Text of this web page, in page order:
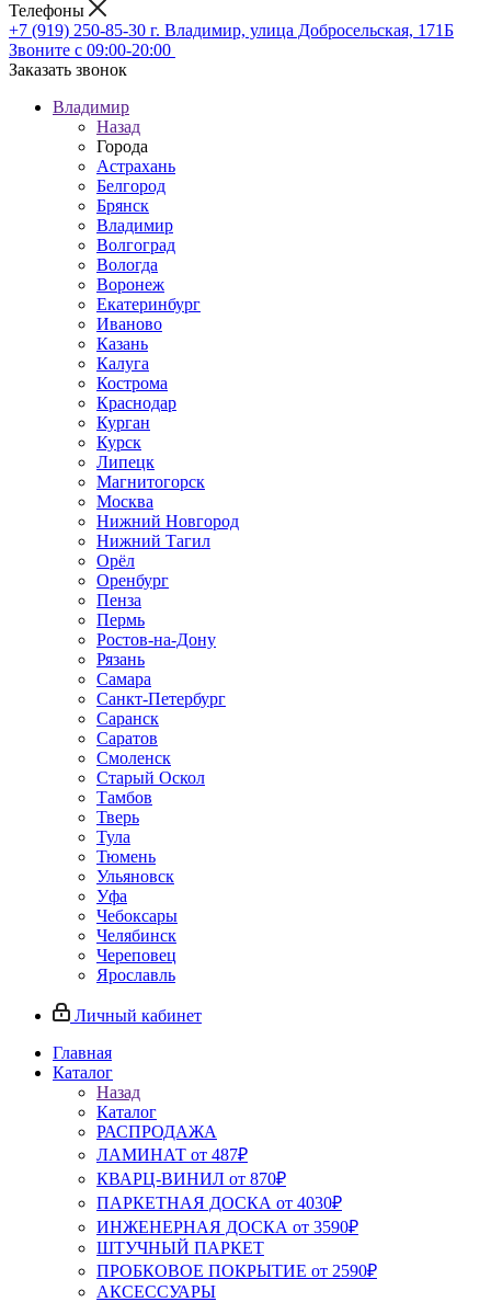
Телефоны
+7 (919) 250-85-30 г. Владимир, улица Добросельская, 171Б
Звоните с 09:00-20:00
Заказать звонок
Владимир
Назад
Города
Астрахань
Белгород
Брянск
Владимир
Волгоград
Вологда
Воронеж
Екатеринбург
Иваново
Казань
Калуга
Кострома
Краснодар
Курган
Курск
Липецк
Магнитогорск
Москва
Нижний Новгород
Нижний Тагил
Орёл
Оренбург
Пенза
Пермь
Ростов‑на‑Дону
Рязань
Самара
Санкт‑Петербург
Саранск
Саратов
Смоленск
Старый Оскол
Тамбов
Тверь
Тула
Тюмень
Ульяновск
Уфа
Чебоксары
Челябинск
Череповец
Ярославль
Личный кабинет
Главная
Каталог
Назад
Каталог
РАСПРОДАЖА
ЛАМИНАТ от 487₽
КВАРЦ-ВИНИЛ от 870₽
ПАРКЕТНАЯ ДОСКА от 4030₽
ИНЖЕНЕРНАЯ ДОСКА от 3590₽
ШТУЧНЫЙ ПАРКЕТ
ПРОБКОВОЕ ПОКРЫТИЕ от 2590₽
АКСЕССУАРЫ